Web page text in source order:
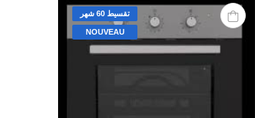
تقسيط 60 شهر
NOUVEAU